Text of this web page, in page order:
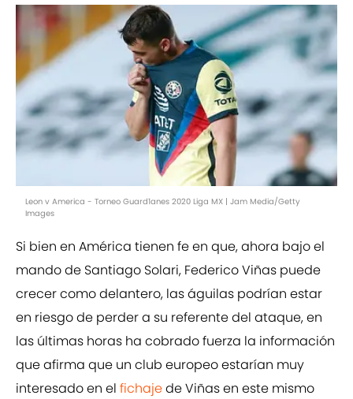
Leon v America - Torneo Guard1anes 2020 Liga MX | Jam Media/Getty
Images
Si bien en América tienen fe en que, ahora bajo el
mando de Santiago Solari, Federico Viñas puede
crecer como delantero, las águilas podrían estar
en riesgo de perder a su referente del ataque, en
las últimas horas ha cobrado fuerza la información
que afirma que un club europeo estarían muy
interesado en el fichajede Viñas en este mismo